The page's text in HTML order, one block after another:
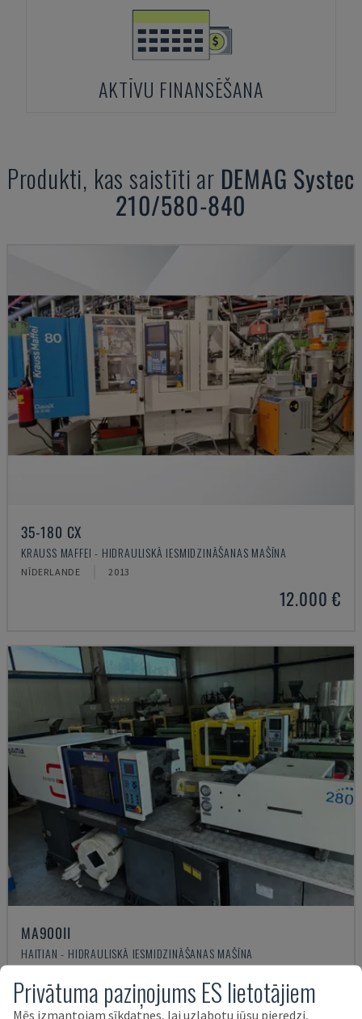
AKTĪVU FINANSĒŠANA
Produkti, kas saistīti ar DEMAG Systec
210/580-840
35-180 CX
KRAUSS MAFFEI - HIDRAULISKĀ IESMIDZINĀŠANAS MAŠĪNA
NĪDERLANDE 2013
12.000 €
MA900ІІ
HAITIAN - HIDRAULISKĀ IESMIDZINĀŠANAS MAŠĪNA
19.000 €
Privātuma paziņojums ES lietotājiem
Mēs izmantojam sīkdatnes, lai uzlabotu jūsu pieredzi,